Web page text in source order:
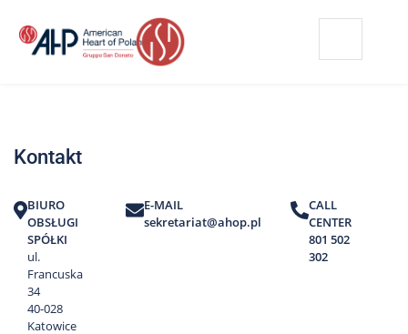
treści
Strefa
Edukacja
Pacjenta
O
nas
Marki
Kontakt
BIURO
OBSŁUGI
SPÓŁKI
ul.
Francuska
34
40-028
Katowice
E-MAIL
sekretariat@ahop.pl
CALL
CENTER
801 502
302